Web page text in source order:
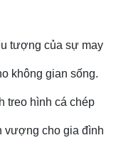
tượng của sự may
không gian sống.
treo hình cá chép
vượng cho gia đình